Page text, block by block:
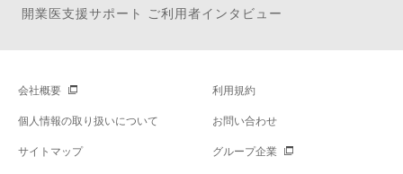
開業医支援サポート ご利用者インタビュー
会社概要 利用規約
個人情報の取り扱いについて お問い合わせ
サイトマップ グループ企業